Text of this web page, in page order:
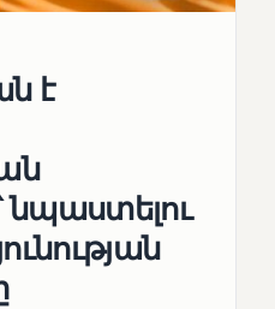
է
նպաստելու